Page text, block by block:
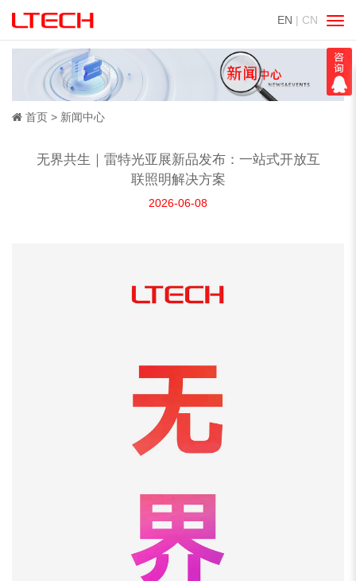
EN | CN
切
换
导
航
首页 新闻中心
无界共生｜雷特光亚展新品发布：一站式开放互
联照明解决方案
2026-06-08